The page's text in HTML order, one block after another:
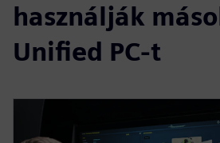
használják
Unified PC-t